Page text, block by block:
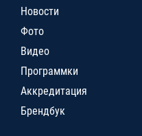
Новости
Фото
Видео
Программки
Аккредитация
Брендбук